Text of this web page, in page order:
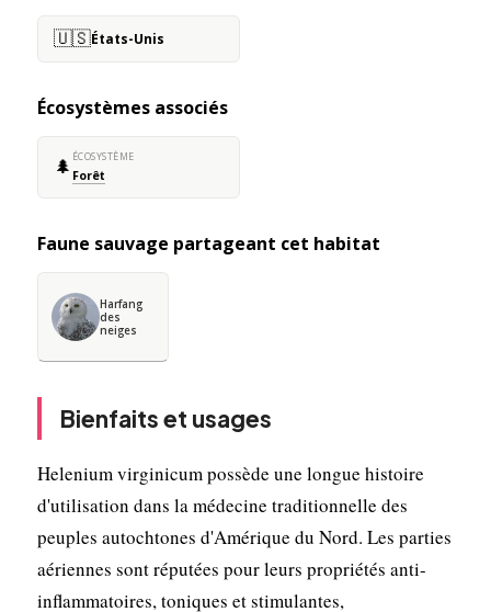
🇺🇸États-Unis
Écosystèmes associés
🌲 ÉCOSYSTÈME
Forêt
Faune sauvage partageant cet habitat
Harfang
des
neiges
Bienfaits et usages
Helenium virginicum possède une longue histoire
d'utilisation dans la médecine traditionnelle des
peuples autochtones d'Amérique du Nord. Les parties
aériennes sont réputées pour leurs propriétés anti-
inflammatoires, toniques et stimulantes,